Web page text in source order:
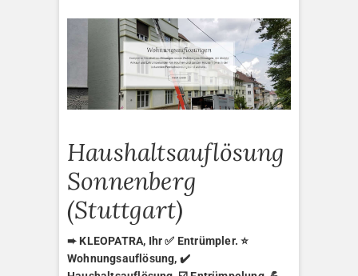
Haushaltsauflösung
Sonnenberg
(Stuttgart)
➨ KLEOPATRA, Ihr ✅ Entrümpler. ⭐
Wohnungsauflösung, ✔️